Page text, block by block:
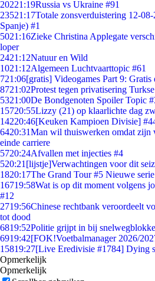
20221:19Russia vs Ukraine #91
23521:17Totale zonsverduistering 12-
Spanje) #1
5021:16Zieke Christina Applegate
loper
2421:12Natuur en Wild
1021:12Algemeen Luchtvaarttopic #61
721:06[gratis] Videogames Part 9: Gratis
8721:02Protest tegen privatisering
5321:00De Bondgenoten Spoiler Topic
15720:55Lizzy (21) op klaarlichte dag
14220:46[Keuken Kampioen Divisie]
6420:31Man wil thuiswerken omdat zijn
einde carriere
5720:24Afvallen met injecties #4
520:21 [lijstje]Verwachtingen voor dit
1820:17The Grand Tour #5 Nieuwe
16719:58Wat is op dit moment volgens
#12
2719:56Chinese rechtbank veroordeelt
tot dood
6819:52Politie grijpt in bij
6919:42[FOK!Voetbalmanager 2026/
15819:27[Live Eredivisie #1784] Dying
Opmerkelijk
Opmerkelijk